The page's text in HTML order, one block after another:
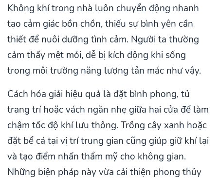
Không khí trong nhà luôn chuyển động nhanh
tạo cảm giác bồn chồn, thiếu sự bình yên cần
thiết để nuôi dưỡng tình cảm. Người ta thường
cảm thấy mệt mỏi, dễ bị kích động khi sống
trong môi trường năng lượng tản mác như vậy.
Cách hóa giải hiệu quả là đặt bình phong, tủ
trang trí hoặc vách ngăn nhẹ giữa hai cửa để làm
chậm tốc độ khí lưu thông. Trồng cây xanh hoặc
đặt bể cá tại vị trí trung gian cũng giúp giữ khí lại
và tạo điểm nhấn thẩm mỹ cho không gian.
Những biện pháp này vừa cải thiện phong thủy